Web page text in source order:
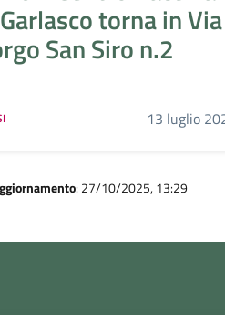
torna in Via
San Siro n.2
13 luglio
: 27/10/2025, 13:29